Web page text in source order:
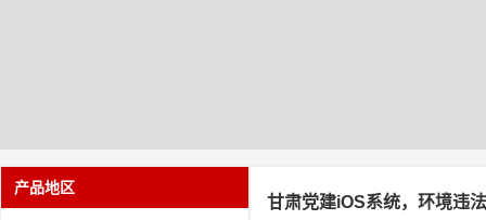
产品地区
甘肃党建iOS系统，环境违